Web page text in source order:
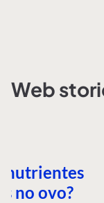
Web
nutrientes
no ovo?